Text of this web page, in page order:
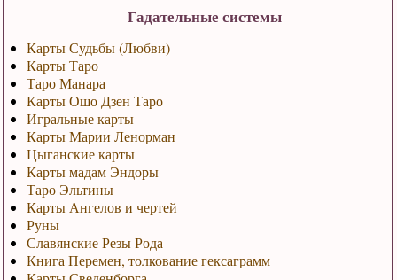
Гадательные системы
Карты Судьбы (Любви)
Карты Таро
Таро Манара
Карты Ошо Дзен Таро
Игральные карты
Карты Марии Ленорман
Цыганские карты
Карты мадам Эндоры
Таро Эльтины
Карты Ангелов и чертей
Руны
Славянские Резы Рода
Книга Перемен, толкование гексаграмм